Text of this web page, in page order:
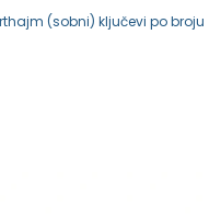
(sobni) ključevi po broju